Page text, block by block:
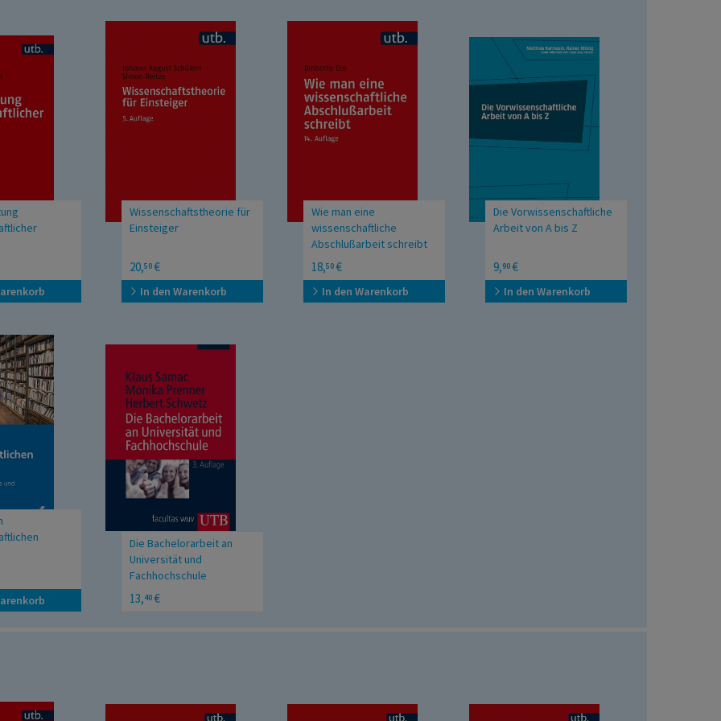
Bachelor-,
Wissenschaftstheorie für
Einsteiger
UTB Uni Taschenbücher
20,50 €
In den Warenkorb
Wie man eine
wissenschaftliche
Abschlußarbeit schreibt
Doktor-, Diplom- und
Magisterarbeit in den Geistes-
und Sozialwissenschaften
18,50 €
In den Warenkorb
Die Vorwissenschaftliche
Arbeit von A bis Z
9,90 €
In den Warenkorb
und
Die Bachelorarbeit an
Universität und
Fachhochschule
Ein Lehr- und Lernbuch zur
Gestaltung wissenschaftlicher
13,40 €